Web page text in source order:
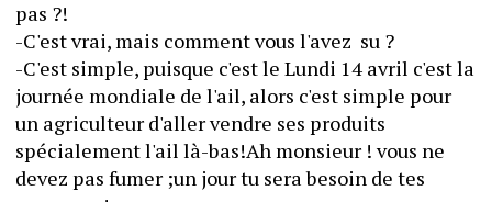
-C'est vrai, mais comment vous l'avez  su ?
-C'est simple, puisque c'est le Lundi 14 avril c'est la
journée mondiale de l'ail, alors c'est simple pour
un agriculteur d'aller vendre ses produits
spécialement l'ail là-bas!Ah monsieur ! vous ne
devez pas fumer ;un jour tu sera besoin de tes